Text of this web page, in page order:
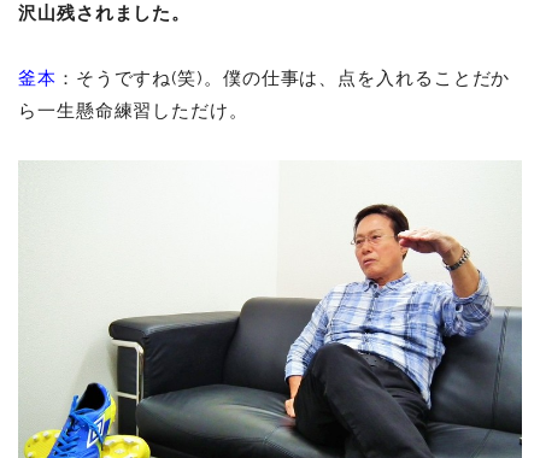
沢山残されました。
釜本 ：そうですね(笑)。僕の仕事は、点を入れることだか
ら一生懸命練習しただけ。